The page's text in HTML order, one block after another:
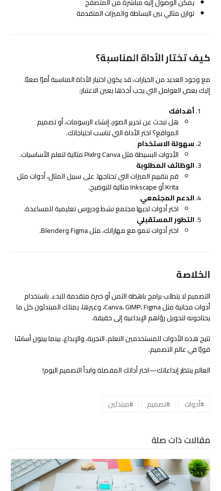
توازن مثالي بين البساطة والميزات المتقدمة
كيف تختار الأداة المناسبة؟
مع وجود العديد من الخيارات، قد يكون اختيار الأداة المناسبة أمرًا صعبًا.
إليك بعض العوامل التي يجب أخذها بعين الاعتبار:
أهدافك
هل تبحث عن تحرير الصور، إنشاء الرسومات، أو تصميم
المواقع؟ اختر الأداة التي تناسب احتياجاتك.
سهولة الاستخدام
الأدوات البسيطة مثل Canva وPixlr مثالية لتعلم الأساسيات.
الوظائف المطلوبة
قم بتقييم الميزات التي تحتاجها. على سبيل المثال، أدوات مثل
Krita أو Inkscape مثالية للتوضيح.
الدعم المجتمعي
اختر أدوات لديها مجتمع نشط ودروس تعليمية للمساعدة.
التطور المستقبلي
اختر أدوات تنمو مع مهاراتك، مثل Figma وBlender.
الخلاصة
التصميم لا يتطلب برامج باهظة الثمن أو خبرة متقدمة للبدء. باستخدام
أدوات مجانية مثل Canva، GIMP، Figma، وغيرها، يمتلك المبتدئون كل ما
يحتاجونه لتحويل رؤاهم الإبداعية إلى حقيقة.
تتيح هذه الأدوات للمستخدمين التعلم، التجربة، والإبداع، بينما يبنون أساسًا
قويًا في عالم التصميم.
العالم ينتظر إبداعاتك—اختر أداتك المفضلة وابدأ التصميم اليوم!
#أدوات #تصميم #مبتدئين
مقالات ذات صلة